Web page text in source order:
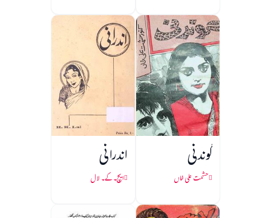
گوندنی
حشمت علی خاں
اندرانی
ایچ۔ کے۔ لال